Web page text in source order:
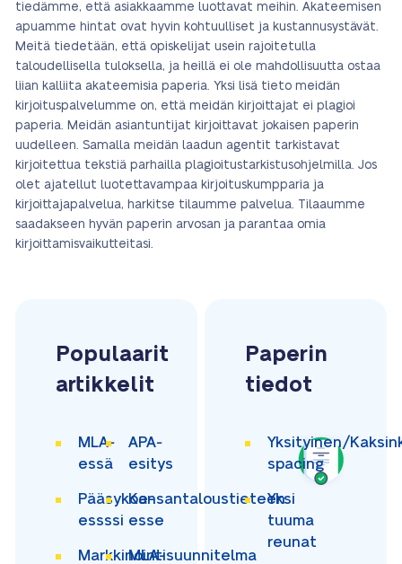
tiedämme, että asiakkaamme luottavat meihin. Akateemisen
apuamme hintat ovat hyvin kohtuulliset ja kustannusystävät.
Meitä tiedetään, että opiskelijat usein rajoitetulla
taloudellisella tuloksella, ja heillä ei ole mahdollisuutta ostaa
liian kalliita akateemisia paperia. Yksi lisä tieto meidän
kirjoituspalvelumme on, että meidän kirjoittajat ei plagioi
paperia. Meidän asiantuntijat kirjoittavat jokaisen paperin
uudelleen. Samalla meidän laadun agentit tarkistavat
kirjoitettua tekstiä parhailla plagioitustarkistusohjelmilla. Jos
olet ajatellut luotettavampaa kirjoituskumpparia ja
kirjoittajapalvelua, harkitse tilaumme palvelua. Tilaaumme
saadakseen hyvän paperin arvosan ja parantaa omia
kirjoittamisvaikutteitasi.
Populaarit
artikkelit
MLA-
essä
APA-
esitys
Pääsykoe-
essssi
Kansantaloustieteen
esse
Markkinointisuunnitelma
MLA-
Paperin
tiedot
Yksityinen/
spacing
Yksi
tuuma
reunat